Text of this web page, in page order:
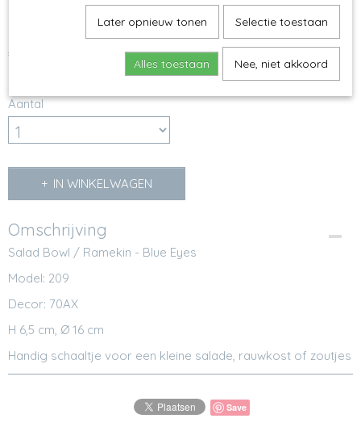
€ 21,95 (inclusief btw 21%)
Aantal
IN WINKELWAGEN
Omschrijving
Salad Bowl / Ramekin - Blue Eyes
Model: 209
Decor: 70AX
H 6,5 cm, Ø 16 cm
Handig schaaltje voor een kleine salade, rauwkost of zoutjes
Save
Later opnieuw tonen Selectie toestaan
Alles toestaan Nee, niet akkoord